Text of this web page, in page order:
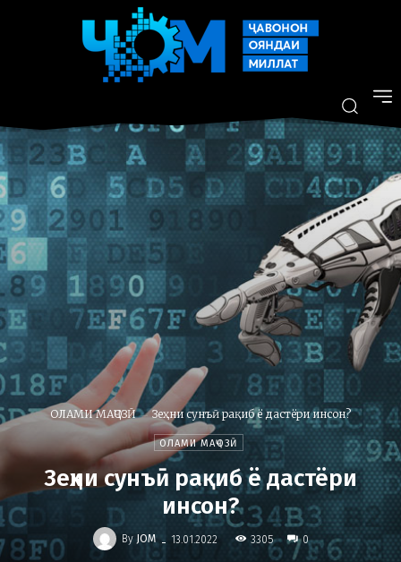
ОЛАМИ МАҶОЗӢ Зеҳни сунъӣ рақиб ё дастёри инсон?
ОЛАМИ МАҶОЗӢ
Зеҳни сунъӣ рақиб ё дастёри
инсон?
By JOM - 13.01.2022 3305 0